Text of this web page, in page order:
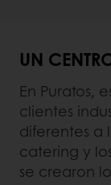
UN
En Puratos,
clientes
diferentes a
catering y
se crearon